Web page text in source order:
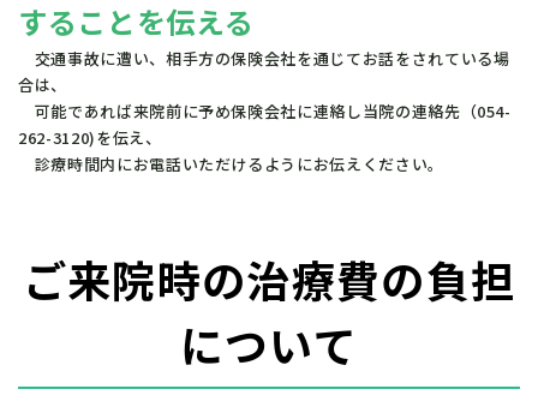
することを伝える
交通事故に遭い、相手方の保険会社を通じてお話をされている場
合は、
可能であれば来院前に予め保険会社に連絡し当院の連絡先（054-
262-3120)を伝え、
診療時間内にお電話いただけるようにお伝えください。
ご来院時の治療費の負担
について